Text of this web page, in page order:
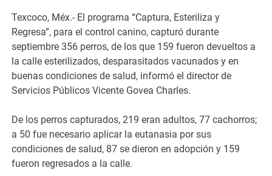
Texcoco, Méx.- El programa “Captura, Esteriliza y
Regresa”, para el control canino, capturó durante
septiembre 356 perros, de los que 159 fueron devueltos a
la calle esterilizados, desparasitados vacunados y en
buenas condiciones de salud, informó el director de
Servicios Públicos Vicente Govea Charles.
De los perros capturados, 219 eran adultos, 77 cachorros;
a 50 fue necesario aplicar la eutanasia por sus
condiciones de salud, 87 se dieron en adopción y 159
fueron regresados a la calle.